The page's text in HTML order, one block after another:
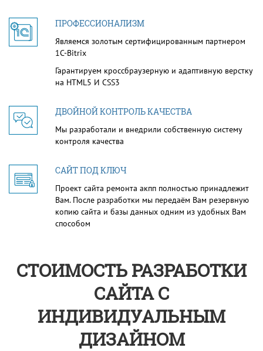
ПРОФЕССИОНАЛИЗМ
Являемся золотым сертифицированным партнером
1С-Bitrix
Гарантируем кроссбраузерную и адаптивную верстку
на HTML5 И CSS3
ДВОЙНОЙ КОНТРОЛЬ КАЧЕСТВА
Мы разработали и внедрили собственную систему
контроля качества
САЙТ ПОД КЛЮЧ
Проект сайта ремонта акпп полностью принадлежит
Вам. После разработки мы передаём Вам резервную
копию сайта и базы данных одним из удобных Вам
способом
СТОИМОСТЬ РАЗРАБОТКИ
САЙТА С
ИНДИВИДУАЛЬНЫМ
ДИЗАЙНОМ